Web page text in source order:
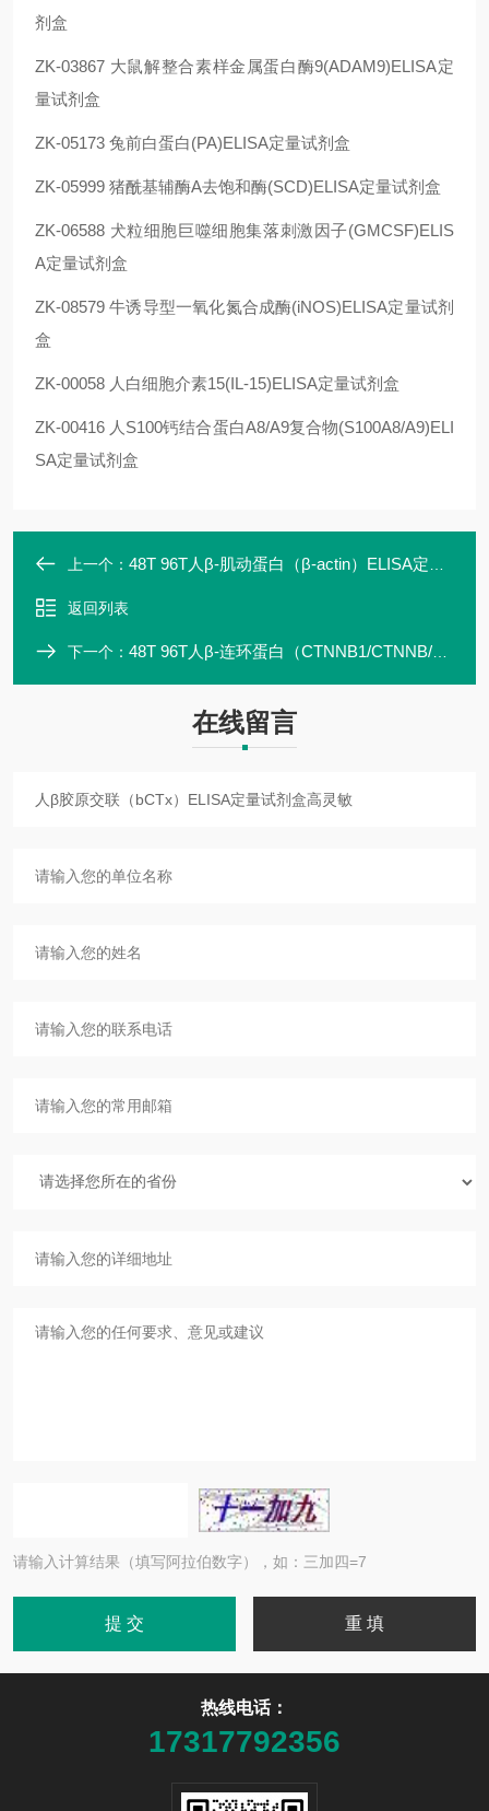
剂盒
ZK-03867 大鼠解整合素样金属蛋白酶9(ADAM9)ELISA定
量试剂盒
ZK-05173 兔前白蛋白(PA)ELISA定量试剂盒
ZK-05999 猪酰基辅酶A去饱和酶(SCD)ELISA定量试剂盒
ZK-06588 犬粒细胞巨噬细胞集落刺激因子(GMCSF)ELIS
A定量试剂盒
ZK-08579 牛诱导型一氧化氮合成酶(iNOS)ELISA定量试剂
盒
ZK-00058 人白细胞介素15(IL-15)ELISA定量试剂盒
ZK-00416 人S100钙结合蛋白A8/A9复合物(S100A8/A9)ELI
SA定量试剂盒
上一个： 48T 96T人β-肌动蛋白（β-actin）ELISA定量试剂盒特异性强
返回列表
下一个： 48T 96T人β-连环蛋白（CTNNB1/CTNNB/OK/SW-cl.35/PRO2286）ELISA定量试剂
在线留言
请输入计算结果（填写阿拉伯数字），如：三加四=7
热线电话：
17317792356